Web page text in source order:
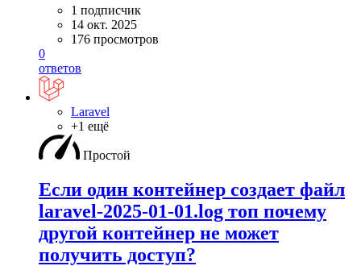
1 подписчик
14 окт. 2025
176 просмотров
0
ответов
Laravel
+1 ещё
Простой
Если один контейнер создает файл
laravel-2025-01-01.log топ почему
другой контейнер не может
получить доступ?